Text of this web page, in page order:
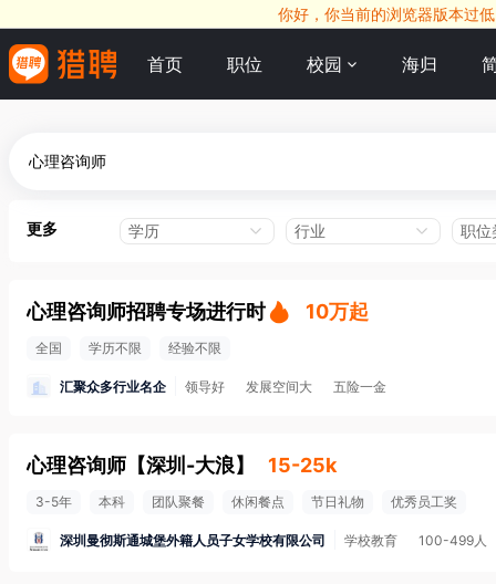
你好，你当前的浏览器版本过
首页 职位 校园 海归
更多 学历 行业 职位
心理咨询师招聘专场进行时 10万起
全国 学历不限 经验不限
汇聚众多行业名企 领导好 发展空间大 五险一金
心理咨询师 【深圳-大浪】 15-25k
3-5年 本科 团队聚餐 休闲餐点 节日礼物 优秀员工奖
深圳曼彻斯通城堡外籍人员子女学校有限公司 学校教育 100-499人